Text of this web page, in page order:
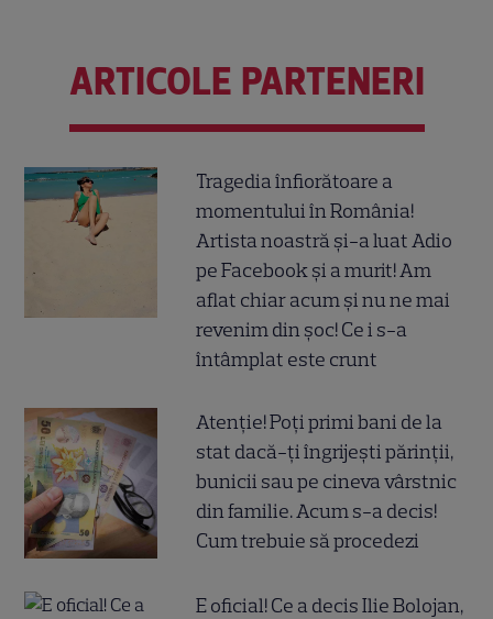
ARTICOLE PARTENERI
Tragedia înfiorătoare a
momentului în România!
Artista noastră și-a luat Adio
pe Facebook și a murit! Am
aflat chiar acum și nu ne mai
revenim din șoc! Ce i s-a
întâmplat este crunt
Atenție! Poți primi bani de la
stat dacă-ți îngrijești părinții,
bunicii sau pe cineva vârstnic
din familie. Acum s-a decis!
Cum trebuie să procedezi
E oficial! Ce a decis Ilie Bolojan,